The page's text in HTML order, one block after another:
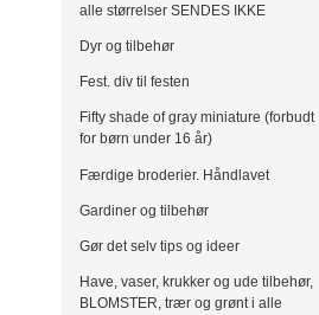
alle størrelser SENDES IKKE
Dyr og tilbehør
Fest. div til festen
Fifty shade of gray miniature (forbudt
for børn under 16 år)
Færdige broderier. Håndlavet
Gardiner og tilbehør
Gør det selv tips og ideer
Have, vaser, krukker og ude tilbehør,
BLOMSTER, trær og grønt i alle